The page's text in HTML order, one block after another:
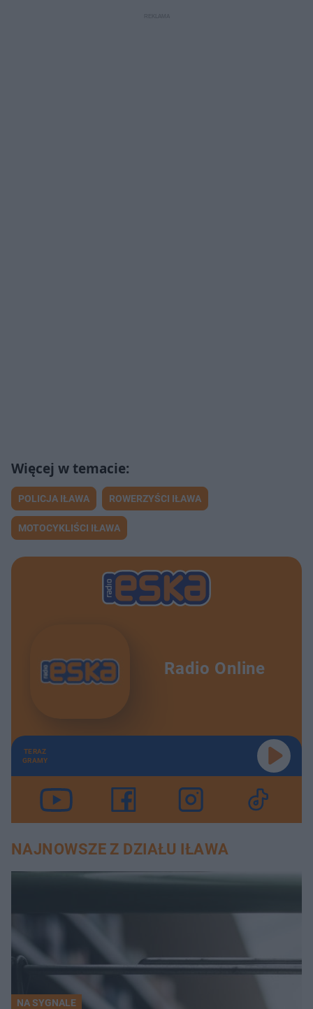
POLICJA IŁAWA ROWERZYŚCI IŁAWA
MOTOCYKLIŚCI IŁAWA
Radio Online
TERAZ
GRAMY
NAJNOWSZE Z DZIAŁU IŁAWA
NA SYGNALE